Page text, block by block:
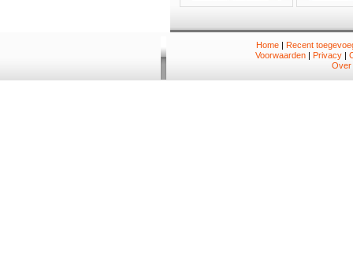
Home| Recent
Voorwaarden | Privacy |
Over